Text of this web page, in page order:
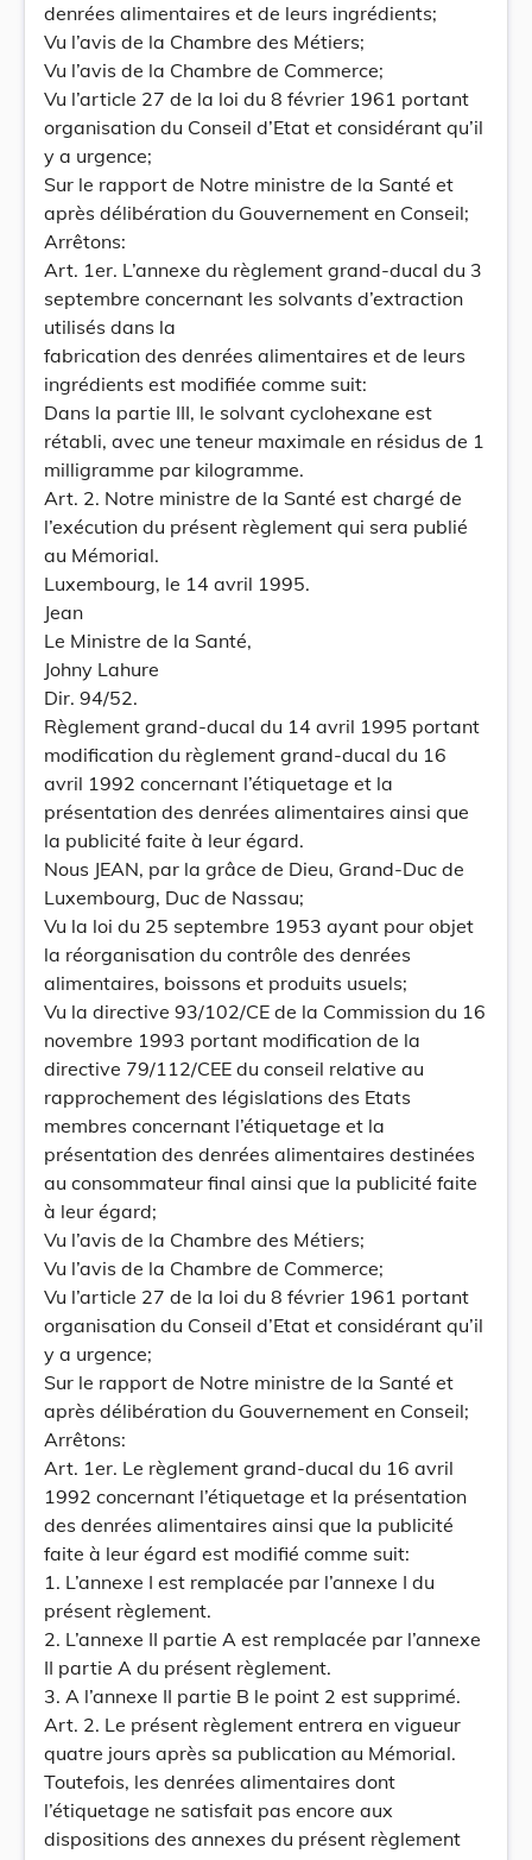
denrées alimentaires et de leurs ingrédients;
Vu l’avis de la Chambre des Métiers;
Vu l’avis de la Chambre de Commerce;
Vu l’article 27 de la loi du 8 février 1961 portant
organisation du Conseil d’Etat et considérant qu’il
y a urgence;
Sur le rapport de Notre ministre de la Santé et
après délibération du Gouvernement en Conseil;
Arrêtons:
Art. 1er. L’annexe du règlement grand-ducal du 3
septembre concernant les solvants d’extraction
utilisés dans la
fabrication des denrées alimentaires et de leurs
ingrédients est modifiée comme suit:
Dans la partie III, le solvant cyclohexane est
rétabli, avec une teneur maximale en résidus de 1
milligramme par kilogramme.
Art. 2. Notre ministre de la Santé est chargé de
l’exécution du présent règlement qui sera publié
au Mémorial.
Luxembourg, le 14 avril 1995.
Jean
Le Ministre de la Santé,
Johny Lahure
Dir. 94/52.
Règlement grand-ducal du 14 avril 1995 portant
modification du règlement grand-ducal du 16
avril 1992 concernant l’étiquetage et la
présentation des denrées alimentaires ainsi que
la publicité faite à leur égard.
Nous JEAN, par la grâce de Dieu, Grand-Duc de
Luxembourg, Duc de Nassau;
Vu la loi du 25 septembre 1953 ayant pour objet
la réorganisation du contrôle des denrées
alimentaires, boissons et produits usuels;
Vu la directive 93/102/CE de la Commission du 16
novembre 1993 portant modification de la
directive 79/112/CEE du conseil relative au
rapprochement des législations des Etats
membres concernant l’étiquetage et la
présentation des denrées alimentaires destinées
au consommateur final ainsi que la publicité faite
à leur égard;
Vu l’avis de la Chambre des Métiers;
Vu l’avis de la Chambre de Commerce;
Vu l’article 27 de la loi du 8 février 1961 portant
organisation du Conseil d’Etat et considérant qu’il
y a urgence;
Sur le rapport de Notre ministre de la Santé et
après délibération du Gouvernement en Conseil;
Arrêtons:
Art. 1er. Le règlement grand-ducal du 16 avril
1992 concernant l’étiquetage et la présentation
des denrées alimentaires ainsi que la publicité
faite à leur égard est modifié comme suit:
1. L’annexe I est remplacée par l’annexe I du
présent règlement.
2. L’annexe II partie A est remplacée par l’annexe
II partie A du présent règlement.
3. A l’annexe II partie B le point 2 est supprimé.
Art. 2. Le présent règlement entrera en vigueur
quatre jours après sa publication au Mémorial.
Toutefois, les denrées alimentaires dont
l’étiquetage ne satisfait pas encore aux
dispositions des annexes du présent règlement